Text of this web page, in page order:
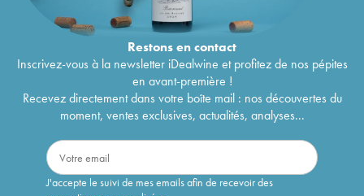
Restons encontact
Inscrivez-vous à la newsletter iDealwine et profitez de nos pépites
en avant-première !
Recevez directement dans votre boîte mail : nos découvertes du
moment, ventes exclusives, actualités, analyses...
J'accepte le suivi de mes emails afin de recevoir des